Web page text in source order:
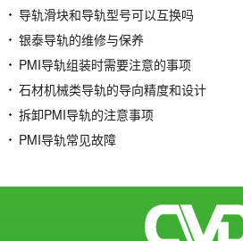
导轨滑块和导轨型号可以互换吗
银泰导轨的维修与保养
PMI导轨组装时需要注意的事项
石材机械类导轨的导向精度和设计
拆卸PMI导轨的注意事项
PMI导轨常见故障